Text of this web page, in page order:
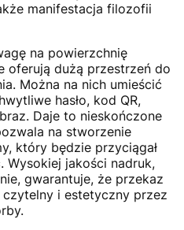
manifestacja filozofii
na powierzchnię
oferują dużą przestrzeń do
Można na nich umieścić
hasło, kod QR,
Daje to nieskończone
na stworzenie
który będzie przyciągał
Wysokiej jakości nadruk,
gwarantuje, że przekaz
i estetyczny przez